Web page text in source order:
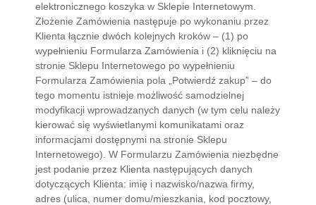
elektronicznego koszyka w Sklepie Internetowym.
Złożenie Zamówienia następuje po wykonaniu przez
Klienta łącznie dwóch kolejnych kroków – (1) po
wypełnieniu Formularza Zamówienia i (2) kliknięciu na
stronie Sklepu Internetowego po wypełnieniu
Formularza Zamówienia pola „Potwierdź zakup” – do
tego momentu istnieje możliwość samodzielnej
modyfikacji wprowadzanych danych (w tym celu należy
kierować się wyświetlanymi komunikatami oraz
informacjami dostępnymi na stronie Sklepu
Internetowego). W Formularzu Zamówienia niezbędne
jest podanie przez Klienta następujących danych
dotyczących Klienta: imię i nazwisko/nazwa firmy,
adres (ulica, numer domu/mieszkania, kod pocztowy,